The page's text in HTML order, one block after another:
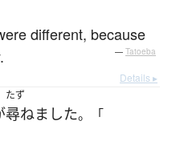
different, because
— Tatoeba
Details ▸
たず
尋ねました。「